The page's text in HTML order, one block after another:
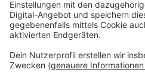
Anzeige